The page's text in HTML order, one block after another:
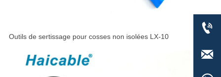
Outils de sertissage pour cosses non isolées LX-10

